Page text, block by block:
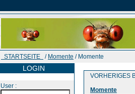
STARTSEITE / Momente / Momente
LOGIN
User :
VORHERIGES
Momente